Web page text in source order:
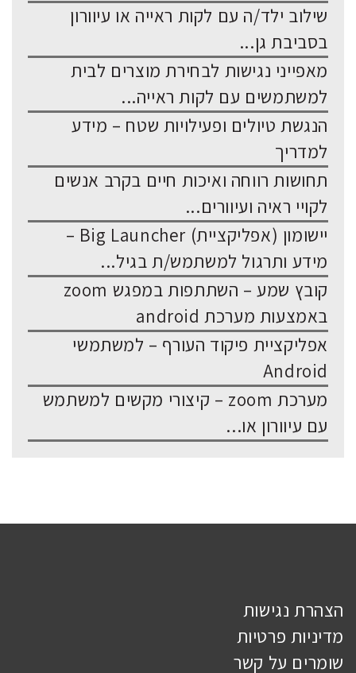
שילוב ילד/ה עם לקות ראייה או עיוורון
בסביבת גן...
מאפייני נגישות לבחירת מוצרים לבית
למשתמשים עם לקות ראייה...
הנגשת טיולים ופעילויות שטח – מידע
למדריך
תחושות רווחה ואיכות חיים בקרב אנשים
לקויי ראיה ועיוורים...
יישומון (אפליקציית) Big Launcher –
מידע ותרגול למשתמש/ת בגיל...
קובץ שמע – השתתפות במפגש zoom
באמצעות מערכת android
אפליקציית פיקוד העורף – למשתמשי
Android
מערכת zoom – קיצורי מקשים למשתמש
עם עיוורון או...
הצהרת נגישות
מדיניות פרטיות
שומרים על קשר